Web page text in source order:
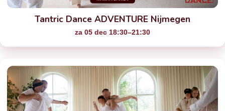
Tantric Dance ADVENTURE Nijmegen
za 05 dec 18:30–21:30